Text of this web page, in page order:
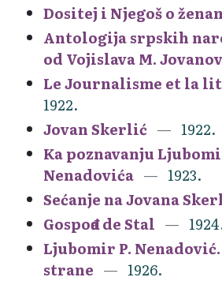
Dositej i Njegoš o
Antologija srpskih
od Vojislava M.
Le Journalisme et la
1922.
Jovan Skerlić
1922.
Ka poznavanju
Nenadovića
1923.
Sećanje na Jovana
Gospođa de Stal
Ljubomir P.
strane
1926.